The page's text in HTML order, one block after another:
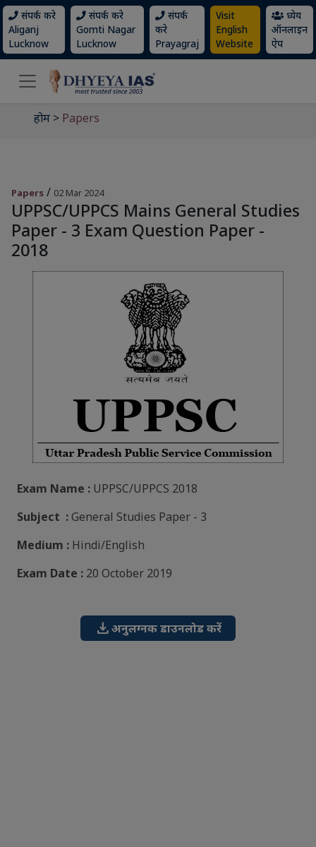
संपर्क करे
Aliganj
Lucknow
संपर्क करे
Gomti Nagar
Lucknow
संपर्क
करे
Prayagraj
Visit
English
Website
ध्येय
ऑनलाइन
ऐप
होम > Papers
Papers / 02 Mar 2024
UPPSC/UPPCS Mains General Studies
Paper - 3 Exam Question Paper -
2018
Exam Name : UPPSC/UPPCS 2018
Subject :General Studies Paper - 3
Medium : Hindi/English
Exam Date : 20 October 2019
downloadअनुलग्नक डाउनलोड करें